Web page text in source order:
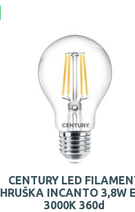
CENTURY LED
HRUŠKA INCANTO 3,8W
3000K 360d